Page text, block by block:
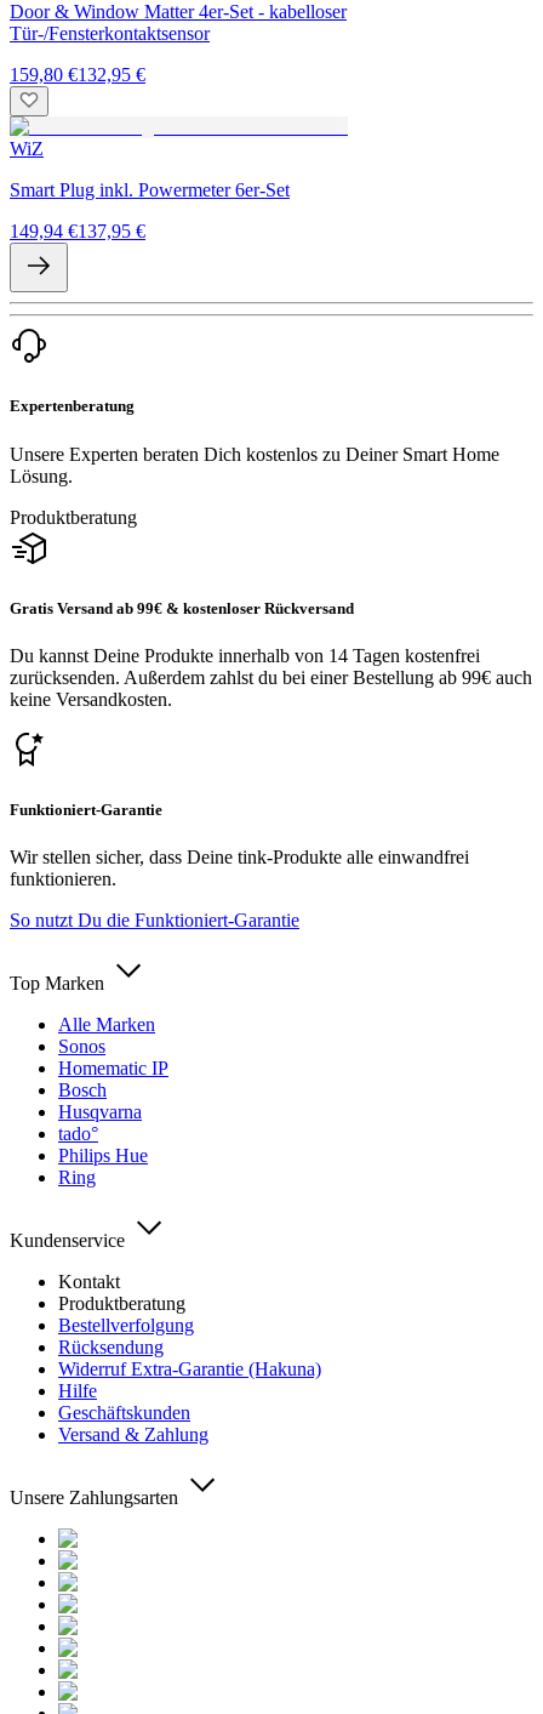
Door & Window Matter 4er-Set - kabelloser
Tür-/Fensterkontaktsensor
159,80 €132,95 €
WiZ
Smart Plug inkl. Powermeter 6er-Set
149,94 €137,95 €
Expertenberatung
Unsere Experten beraten Dich kostenlos zu Deiner Smart Home
Lösung.
Produktberatung
Gratis Versand ab 99€ & kostenloser Rückversand
Du kannst Deine Produkte innerhalb von 14 Tagen kostenfrei
zurücksenden. Außerdem zahlst du bei einer Bestellung ab 99€ auch
keine Versandkosten.
Funktioniert-Garantie
Wir stellen sicher, dass Deine tink-Produkte alle einwandfrei
funktionieren.
So nutzt Du die Funktioniert-Garantie
Top Marken
Alle Marken
Sonos
Homematic IP
Bosch
Husqvarna
tado°
Philips Hue
Ring
Kundenservice
Kontakt
Produktberatung
Bestellverfolgung
Rücksendung
Widerruf Extra-Garantie (Hakuna)
Hilfe
Geschäftskunden
Versand & Zahlung
Unsere Zahlungsarten